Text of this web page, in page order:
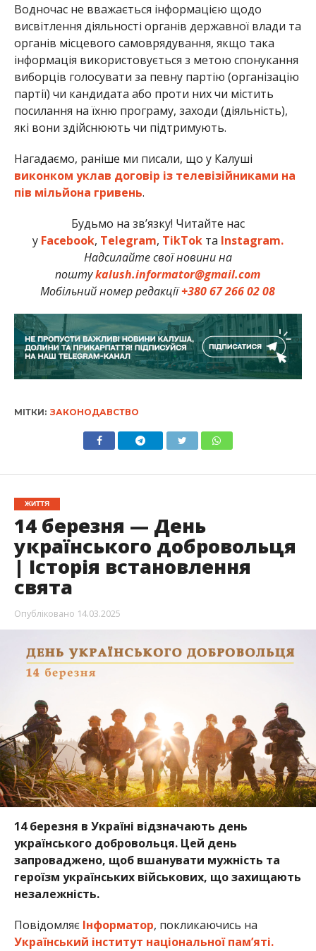
Водночас не вважається інформацією щодо
висвітлення діяльності органів державної влади та
органів місцевого самоврядування, якщо така
інформація використовується з метою спонукання
виборців голосувати за певну партію (організацію
партії) чи кандидата або проти них чи містить
посилання на їхню програму, заходи (діяльність),
які вони здійснюють чи підтримують.
Нагадаємо, раніше ми писали, що у Калуші
виконком уклав договір із телевізійниками на
пів мільйона гривень.
Будьмо на зв’язку! Читайте нас
у Facebook, Telegram, TikTokта Instagram.
Надсилайте свої новини на
поштуkalush.informator@gmail.com
Мобільний номер редакції+380 67 266 02 08
МІТКИ: ЗАКОНОДАВСТВО
ЖИТТЯ
14 березня — День
українського добровольця
| Історія встановлення
свята
Опубліковано 14.03.2025
14 березня в Україні відзначають день
українського добровольця. Цей день
запроваджено, щоб вшанувати мужність та
героїзм українських військових, що захищають
незалежність.
Повідомляє Інформатор, покликаючись на
Український інститут національної пам’яті.